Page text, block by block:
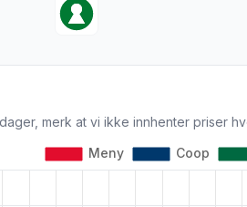
merk at vi ikke innhenter priser